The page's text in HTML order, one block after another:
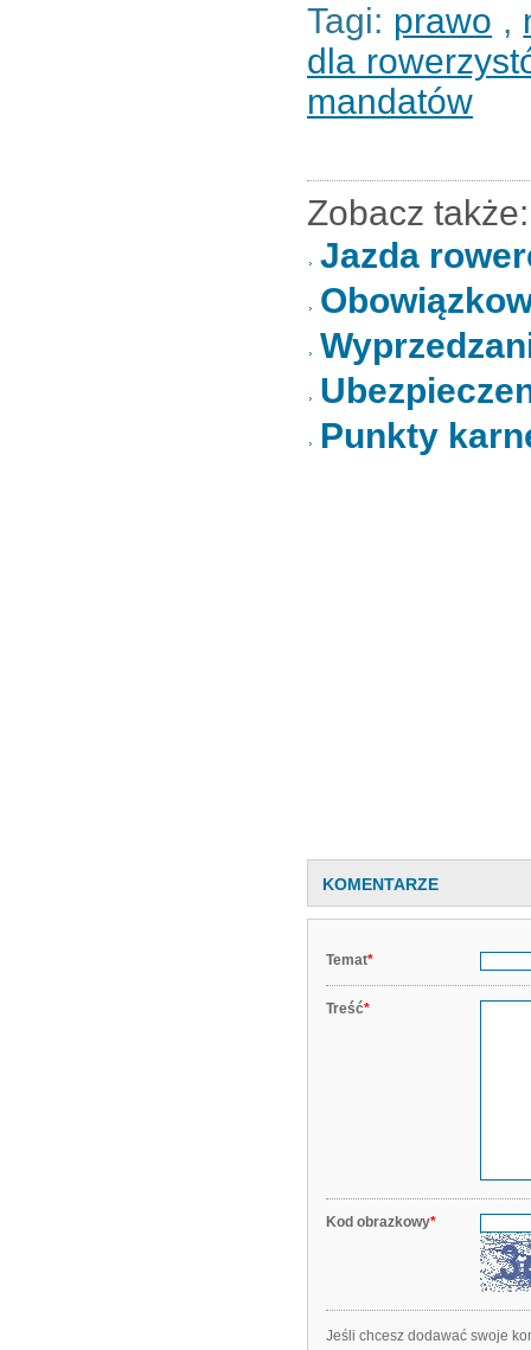
Tagi: prawo ,
dla
mandatów
Zobacz także:
Jazda
Punkty
KOMENTARZE
Temat*
Treść*
Kod obrazkowy*
Jeśli chcesz dodawać swoje